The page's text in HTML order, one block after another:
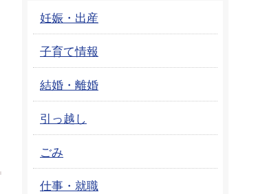
妊娠・出産
子育て情報
結婚・離婚
引っ越し
ごみ
仕事・就職